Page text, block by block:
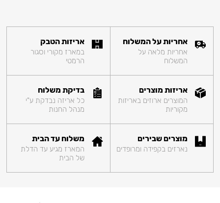
אחריות על המשלוח
אחריות מלאה על
המשלוח
אריזות הטבק
במארז מקורי וסגור
הרמטי
אריזות מוצרים
המוצרים ארוזים באריזות
מקוריות
בדיקת משלוח
כל אריזה נבדקת ע"י
מנהל החנות
מוצרים שבירים
נארזים בקפידה ומרופדים
משלוח עד הבית
המארז מגיע עד הדלת
של הבית